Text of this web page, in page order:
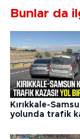
Bunlar da
Kırıkkale-
yolunda trafik